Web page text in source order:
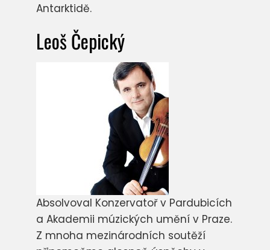
Antarktidě.
Leoš Čepický
Absolvoval Konzervatoř v Pardubicích
a Akademii múzických umění v Praze.
Z mnoha mezinárodních soutěží